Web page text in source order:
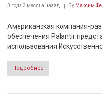
3 года 3 месяца назад By Максим
Американская компания-
обеспечения Palantir
использования
Подробнее